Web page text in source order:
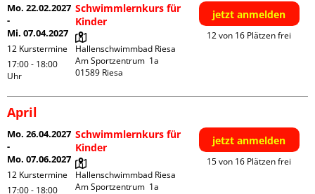
Mo. 22.02.2027
-
Mi. 07.04.2027
12 Kurstermine
17:00 - 18:00
Uhr
Schwimmlernkurs für
Kinder
Hallenschwimmbad Riesa
Am Sportzentrum  1a
jetzt anmelden
12 von 16 Plätzen frei
April
Mo. 26.04.2027
-
Mo. 07.06.2027
12 Kurstermine
17:00 - 18:00
Schwimmlernkurs für
Kinder
Hallenschwimmbad Riesa
Am Sportzentrum  1a
jetzt anmelden
15 von 16 Plätzen frei